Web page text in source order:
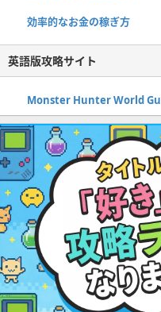
効率的なお金の稼ぎ方
英語版攻略サイト
Monster Hunter World